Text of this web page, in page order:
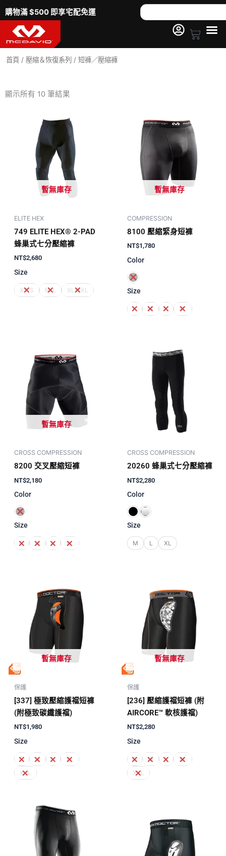
至
要
購物滿 $500 即享宅配免運 Search
Cart
首頁 / 壓縮＆恢復系列 / 短褲／壓縮褲
顯示所有 10 筆結果
序
暫無庫存
ELITE HEX
749 ELITE HEX® 2-PAD
蜂巢式七分壓縮褲
NT$2,680
Size
XS/S M/L XL/XXL
暫無庫存
COMPRESSION
8100 壓縮緊身短褲
NT$1,780
Color
Size
S M L XL
暫無庫存
CROSS COMPRESSION
8200 交叉壓縮短褲
NT$2,180
Color
Size
S M L XL
CROSS COMPRESSION
20260 蜂巢式七分壓縮褲
NT$2,280
Color
Size
M L XL
暫無庫存
保護
[337] 極致壓縮護襠短褲
(附極致碳纖護襠)
NT$1,980
Size
S M L
XL
XXL
暫無庫存
保護
[236] 壓縮護襠短褲 (附
AIRCORE™ 軟核護襠)
NT$2,280
Size
S M L
XL
XXL